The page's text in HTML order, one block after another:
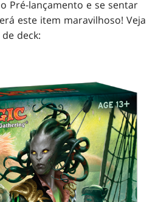
Pré-lançamento e se sentar
este item maravilhoso! Veja
deck: